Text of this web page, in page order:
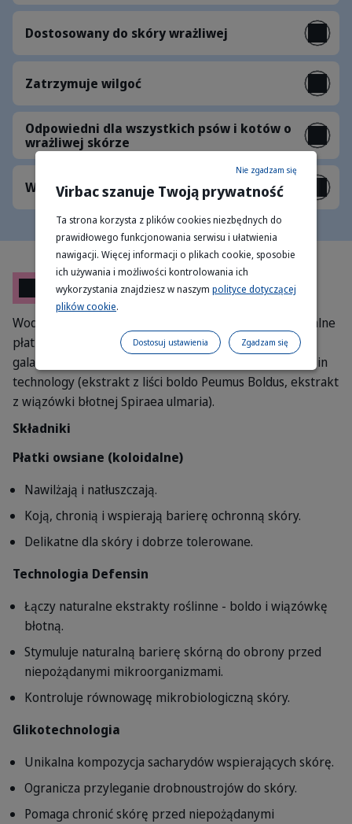
Dostosowany do skóry wrażliwej
Zatrzymuje wilgoć
Odpowiedni dla wszystkich psów i kotów o
wrażliwej skórze
Wzmacnia barierę ochronną skóry
Skład
Woda, laurylosiarczan sodu, betaina kokosowa, koloidalne
płatki owsiane, S-I-S Gly-cotechnology (ramnoza,
galaktoza, mannoza, glukozyd laurylowy), S-I-S Defensin
technology (ekstrakt z liści boldo Peumus Boldus, ekstrakt
z wiązówki błotnej Spiraea ulmaria).
Składniki
Płatki owsiane (koloidalne)
Nawilżają i natłuszczają.
Koją, chronią i wspierają barierę ochronną skóry.
Delikatne dla skóry i dobrze tolerowane.
Technologia Defensin
Łączy naturalne ekstrakty roślinne - boldo i wiązówkę
błotną.
Stymuluje naturalną barierę skórną do obrony przed
niepożądanymi mikroorganizmami.
Kontroluje równowagę mikrobiologiczną skóry.
Glikotechnologia
Unikalna kompozycja sacharydów wspierających skórę.
Ogranicza przyleganie drobnoustrojów do skóry.
Pomaga chronić skórę przed niepożądanymi
Virbac szanuje Twoją prywatność
Ta strona korzysta z plików cookies niezbędnych do
prawidłowego funkcjonowania serwisu i ułatwienia
nawigacji. Więcej informacji o plikach cookie, sposobie
ich używania i możliwości kontrolowania ich
wykorzystania znajdziesz w naszym polityce dotyczącej
plików cookie.
Nie zgadzam się
Zgadzam się
Dostosuj ustawienia